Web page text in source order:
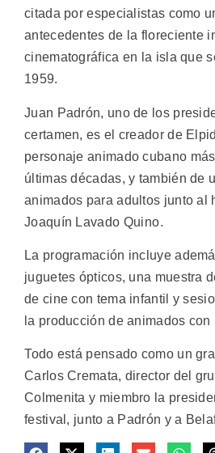
citada por especialistas como
antecedentes de la floreciente
cinematográfica en la isla que
1959.
Juan Padrón, uno de los
certamen, es el creador de
personaje animado cubano
últimas décadas, y también de
animados para adultos junto al
Joaquín Lavado Quino.
La programación incluye
juguetes ópticos, una muestra
de cine con tema infantil y
la producción de animados
Todo está pensado como un
Carlos Cremata, director del
Colmenita y miembro la
festival, junto a Padrón y a